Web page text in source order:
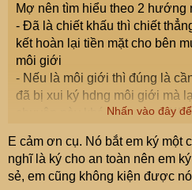
Mợ nên tìm hiểu theo 2 hướng
- Đã là chiết khấu thì chiết
kết hoàn lại tiền mặt cho bên
môi giới
- Nếu là môi giới thì đúng là
đã bị xui ký hdng môi giới mà
chuyện này khá lòng vòng.
thương mại. Vì thế người ta
khấu.
- Trường hợp mợ có thực hiện
Nhấn vào đây
E cảm ơn cụ. Nó bắt em ký một
nghĩ là ký cho an toàn nên em
sẻ, em cũng không kiện được